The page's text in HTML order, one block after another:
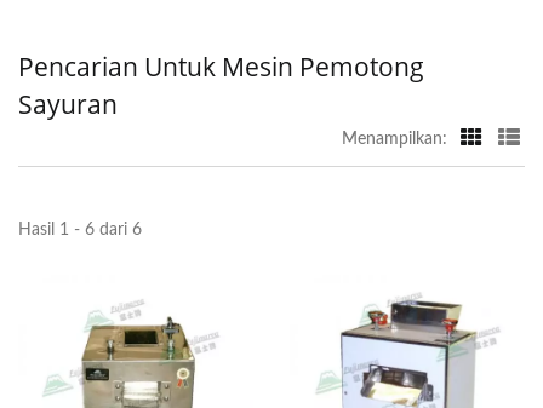
Pencarian Untuk Mesin Pemotong
Sayuran
Menampilkan:
Hasil 1 - 6 dari 6